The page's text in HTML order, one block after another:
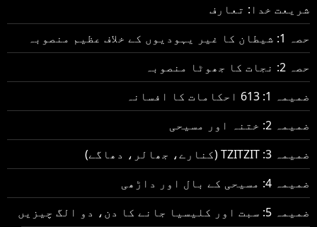
شریعت خدا: تعارف
حصہ 1: شیطان کا غیر یہودیوں کے خلاف عظیم منصوبہ
حصہ 2: نجات کا جھوٹا منصوبہ
ضمیمہ 1: 613 احکامات کا افسانہ
ضمیمہ 2: ختنہ اور مسیحی
ضمیمہ 3: TZITZIT (کنارے، جھالر، دھاگے)
ضمیمہ 4: مسیحی کے بال اور داڑھی
ضمیمہ 5: سبت اور کلیسیا جانے کا دن، دو الگ چیزیں